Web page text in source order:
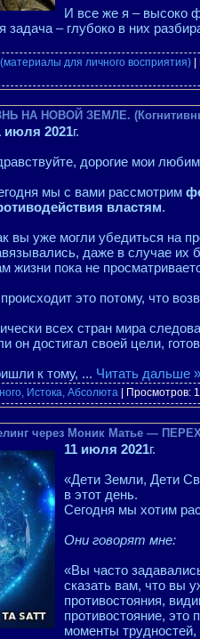
И все же я – высоко
задача – глубоко в них
для личного восприятия)
НА НОВОЙ ЗЕМЛЕ.
июля 2021г.
дорогие мои
мы с вами рассмотрим
властям.
вы уже могли убедиться на
даже в случае их
жизни пока не
это потому, что
всех стран мира
он достигал своей цели,
к тому, ... Читать дальше »
Истока, Абсолюта | Просмотров:
через Моник Матье —
11 июля 2021г.
«Дети Земли, Дети
в этот день.
Сегодня мы хотим
Они говорят мне:
«Вы часто
сказать вам, что вы
противостояния,
противостояние, это
моменты